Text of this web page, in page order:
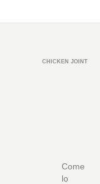
CHICKEN JOINT
Come
lo